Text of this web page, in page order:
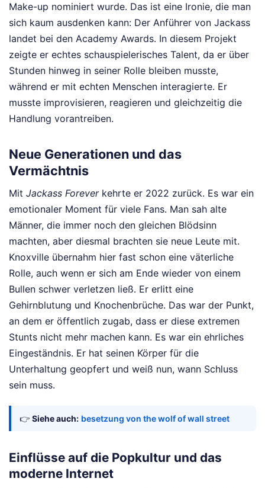
Make-up nominiert wurde. Das ist eine Ironie, die man
sich kaum ausdenken kann: Der Anführer von Jackass
landet bei den Academy Awards. In diesem Projekt
zeigte er echtes schauspielerisches Talent, da er über
Stunden hinweg in seiner Rolle bleiben musste,
während er mit echten Menschen interagierte. Er
musste improvisieren, reagieren und gleichzeitig die
Handlung vorantreiben.
Neue Generationen und das
Vermächtnis
Mit Jackass Foreverkehrte er 2022 zurück. Es war ein
emotionaler Moment für viele Fans. Man sah alte
Männer, die immer noch den gleichen Blödsinn
machten, aber diesmal brachten sie neue Leute mit.
Knoxville übernahm hier fast schon eine väterliche
Rolle, auch wenn er sich am Ende wieder von einem
Bullen schwer verletzen ließ. Er erlitt eine
Gehirnblutung und Knochenbrüche. Das war der Punkt,
an dem er öffentlich zugab, dass er diese extremen
Stunts nicht mehr machen kann. Es war ein ehrliches
Eingeständnis. Er hat seinen Körper für die
Unterhaltung geopfert und weiß nun, wann Schluss
sein muss.
👉 Siehe auch: besetzung von the wolf of wall street
Einflüsse auf die Popkultur und das
moderne Internet